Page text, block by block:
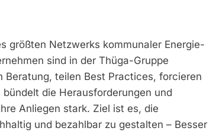
größten Netzwerks kommunaler Energie-
sind in der Thüga-Gruppe
Beratung, teilen Best Practices, forcieren
die Herausforderungen und
Anliegen stark. Ziel ist es, die
und bezahlbar zu gestalten – Besser